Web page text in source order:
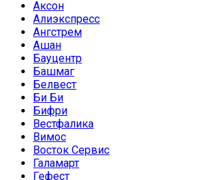
Аксон
Алиэкспресс
Ангстрем
Ашан
Бауцентр
Башмаг
Белвест
Би Би
Бифри
Вестфалика
Вимос
Восток Сервис
Галамарт
Гефест